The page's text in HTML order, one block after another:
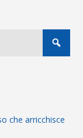
che arricchisce